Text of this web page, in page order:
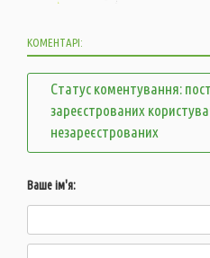
КОМЕНТАРІ:
Статус коментування:
зареєстрованих
незареєстрованих
Ваше ім'я: